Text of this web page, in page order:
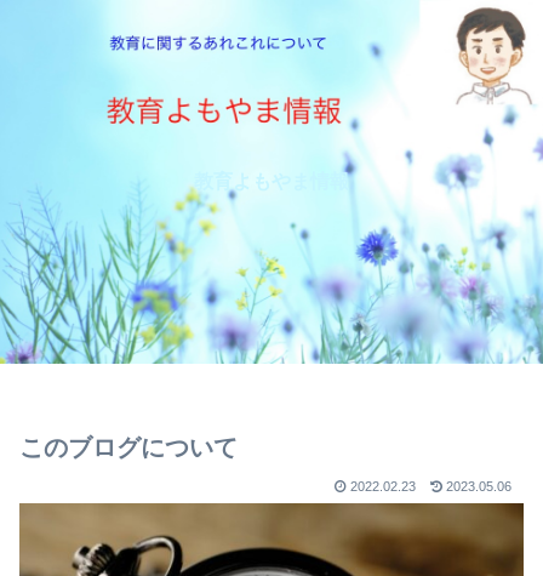
教育よもやま情報
このブログについて
2022.02.23 2023.05.06